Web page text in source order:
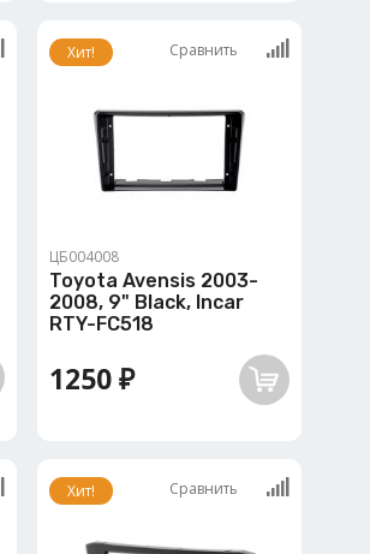
Хит! Сравнить
ЦБ004008
Toyota Avensis 2003-
2008, 9" Black, Incar
RTY-FC518
1250 ₽
Хит! Сравнить